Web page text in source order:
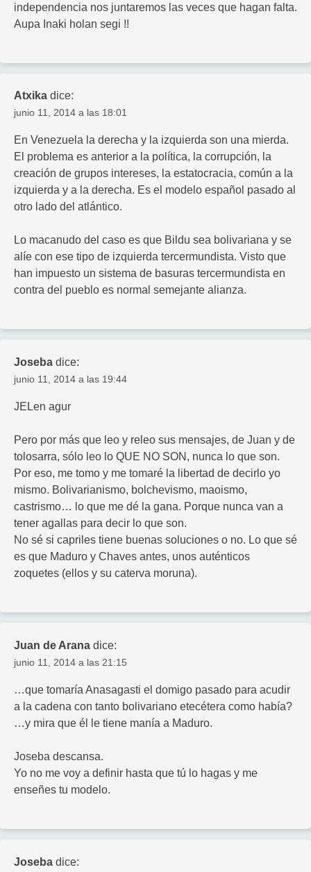
independencia nos juntaremos las veces que hagan falta.
Aupa Inaki holan segi !!
Atxika dice:
junio 11, 2014 a las 18:01
En Venezuela la derecha y la izquierda son una mierda.
El problema es anterior a la política, la corrupción, la
creación de grupos intereses, la estatocracia, común a la
izquierda y a la derecha. Es el modelo español pasado al
otro lado del atlántico.
Lo macanudo del caso es que Bildu sea bolivariana y se
alíe con ese tipo de izquierda tercermundista. Visto que
han impuesto un sistema de basuras tercermundista en
contra del pueblo es normal semejante alianza.
Joseba dice:
junio 11, 2014 a las 19:44
JELen agur
Pero por más que leo y releo sus mensajes, de Juan y de
tolosarra, sólo leo lo QUE NO SON, nunca lo que son.
Por eso, me tomo y me tomaré la libertad de decirlo yo
mismo. Bolivarianismo, bolchevismo, maoismo,
castrismo… lo que me dé la gana. Porque nunca van a
tener agallas para decir lo que son.
No sé si capriles tiene buenas soluciones o no. Lo que sé
es que Maduro y Chaves antes, unos auténticos
zoquetes (ellos y su caterva moruna).
Juan de Arana dice:
junio 11, 2014 a las 21:15
…que tomaría Anasagasti el domigo pasado para acudir
a la cadena con tanto bolivariano etecétera como había?
…y mira que él le tiene manía a Maduro.
Joseba descansa.
Yo no me voy a definir hasta que tú lo hagas y me
enseñes tu modelo.
Joseba dice: